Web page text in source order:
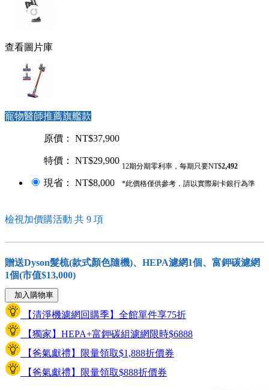
查看圖片庫
寵物醫師推薦旗艦款
原價： NT$37,900
特價： NT$29,900
現省： NT$8,000
12期分期零利率，每期只要NT$2,492
*此價格僅供參考，請以實際刷卡銀行為準
檢視加價購活動 共 9 項
贈送Dyson髮梳(款式顏色隨機)、HEPA濾網1個、富鉀碳濾網
1個(市值$13,000)
加入購物車
【清淨機濾網回購季】全館單件享75折
【獨家】HEPA+富鉀碳組濾網限時$6888
【爸氣獻禮】限量領取$1,888折價券
【爸氣獻禮】限量領取$888折價券